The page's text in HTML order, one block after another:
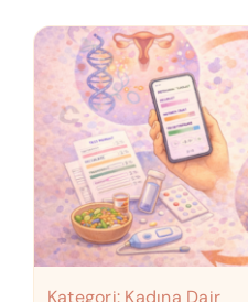
Kategori: Kadına Dair